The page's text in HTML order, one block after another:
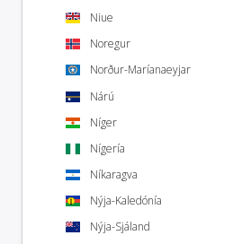
Niue
Noregur
Norður-Maríanaeyjar
Nárú
Níger
Nígería
Níkaragva
Nýja-Kaledónía
Nýja-Sjáland